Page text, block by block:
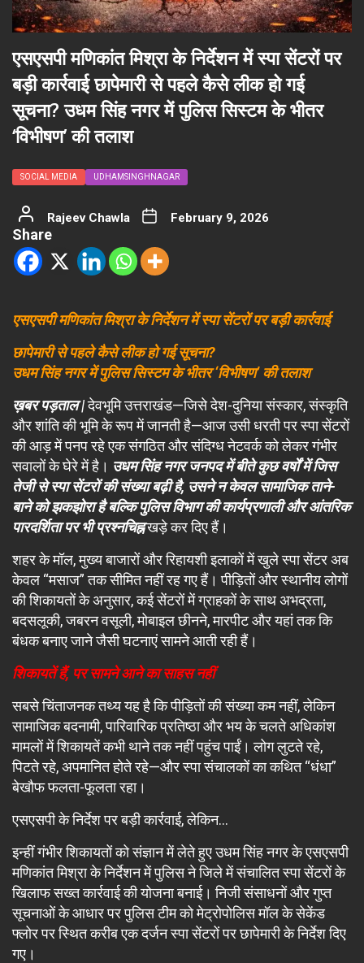
एसएसपी मणिकांत मिश्रा के निर्देशन में स्पा सेंटरों पर
बड़ी कार्रवाई छापेमारी से पहले कैसे लीक हो गई
सूचना? उधम सिंह नगर में पुलिस सिस्टम के भीतर
‘विभीषण’ की तलाश
SOCIAL MEDIA UDHAMSINGHNAGAR
Rajeev Chawla February 9, 2026
Share
एसएसपी मणिकांत मिश्रा के निर्देशन में स्पा सेंटरों पर बड़ी कार्रवाई
छापेमारी से पहले कैसे लीक हो गई सूचना?
उधम सिंह नगर में पुलिस सिस्टम के भीतर ‘विभीषण’ की तलाश
ख़बर पड़ताल |देवभूमि उत्तराखंड—जिसे देश-दुनिया संस्कार, संस्कृति
और शांति की भूमि के रूप में जानती है—आज उसी धरती पर स्पा सेंटरों
की आड़ में पनप रहे एक संगठित और संदिग्ध नेटवर्क को लेकर गंभीर
सवालों के घेरे में है। उधम सिंह नगर जनपद में बीते कुछ वर्षों में जिस
तेजी से स्पा सेंटरों की संख्या बढ़ी है, उसने न केवल सामाजिक ताने-
बाने को झकझोरा है बल्कि पुलिस विभाग की कार्यप्रणाली और आंतरिक
पारदर्शिता पर भी प्रश्नचिह्नखड़े कर दिए हैं।
शहर के मॉल, मुख्य बाजारों और रिहायशी इलाकों में खुले स्पा सेंटर अब
केवल “मसाज” तक सीमित नहीं रह गए हैं। पीड़ितों और स्थानीय लोगों
की शिकायतों के अनुसार, कई सेंटरों में ग्राहकों के साथ अभद्रता,
बदसलूकी, जबरन वसूली, मोबाइल छीनने, मारपीट और यहां तक कि
बंधक बनाए जाने जैसी घटनाएं सामने आती रही हैं।
शिकायतें हैं, पर सामने आने का साहस नहीं
सबसे चिंताजनक तथ्य यह है कि पीड़ितों की संख्या कम नहीं, लेकिन
सामाजिक बदनामी, पारिवारिक प्रतिष्ठा और भय के चलते अधिकांश
मामलों में शिकायतें कभी थाने तक नहीं पहुंच पाईं। लोग लुटते रहे,
पिटते रहे, अपमानित होते रहे—और स्पा संचालकों का कथित “धंधा”
बेखौफ फलता-फूलता रहा।
एसएसपी के निर्देश पर बड़ी कार्रवाई, लेकिन…
इन्हीं गंभीर शिकायतों को संज्ञान में लेते हुए उधम सिंह नगर के एसएसपी
मणिकांत मिश्रा के निर्देशन में पुलिस ने जिले में संचालित स्पा सेंटरों के
खिलाफ सख्त कार्रवाई की योजना बनाई। निजी संसाधनों और गुप्त
सूचनाओं के आधार पर पुलिस टीम को मेट्रोपोलिस मॉल के सेकेंड
फ्लोर पर स्थित करीब एक दर्जन स्पा सेंटरों पर छापेमारी के निर्देश दिए
गए।